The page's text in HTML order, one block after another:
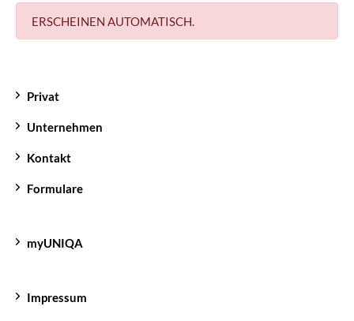
ERSCHEINEN AUTOMATISCH.
Privat
Unternehmen
Kontakt
Formulare
myUNIQA
Impressum